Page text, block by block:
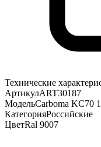
Технические
АртикулART30187
МодельCarboma KC70
КатегорияРоссийские
ЦветRal 9007